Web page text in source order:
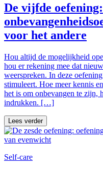
De vijfde oefening:
voor het andere
Hou altijd de mogelijkheid
hou er rekening mee dat
weerspreken. In deze
stimuleert. Hoe meer kennis
het is om onbevangen te zijn,
indrukken. […]
Lees verder
Self-care